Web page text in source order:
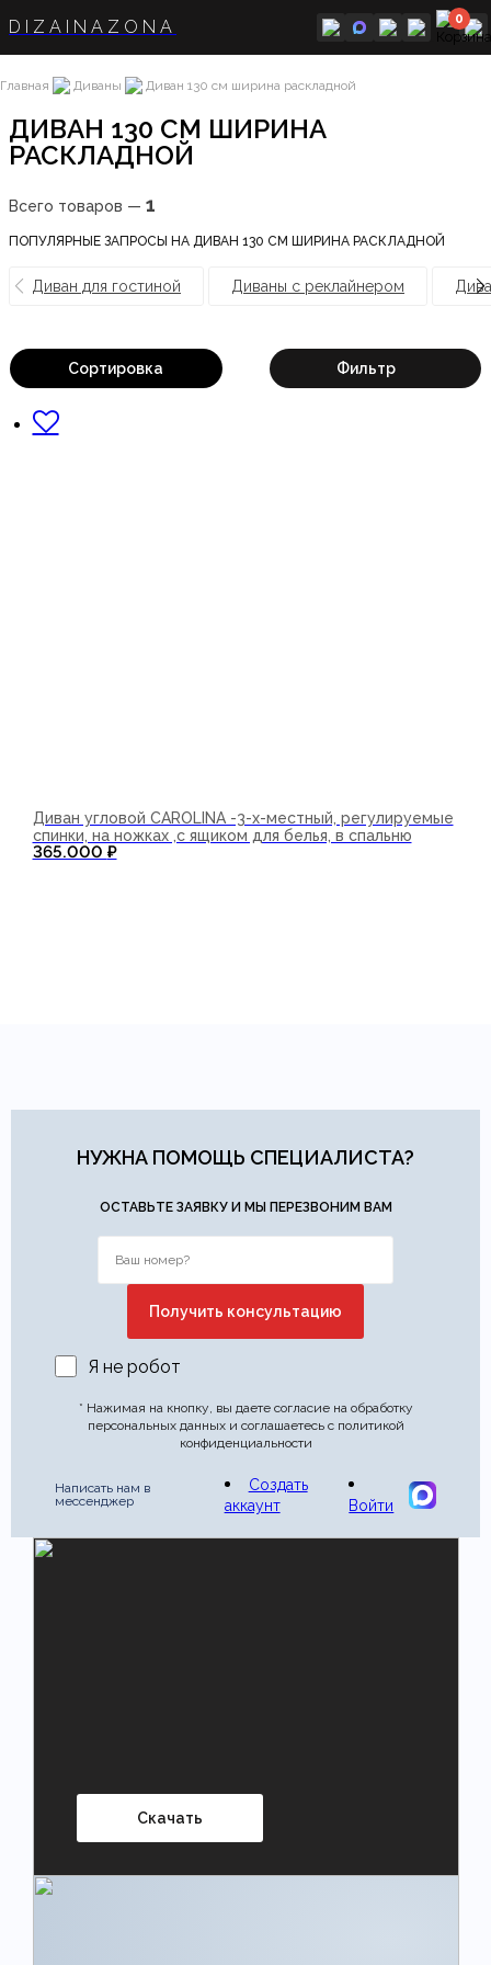
DIZAINAZONA 0
Главная Диваны Диван 130 см ширина раскладной
ДИВАН 130 СМ ШИРИНА
РАСКЛАДНОЙ
Всего товаров — 1
ПОПУЛЯРНЫЕ ЗАПРОСЫ НА ДИВАН 130 СМ ШИРИНА РАСКЛАДНОЙ
Диван для гостиной Диваны с реклайнером
Сортировка Фильтр
Диван угловой CAROLINA -3-х-местный, регулируемые
спинки, на ножках ,с ящиком для белья, в спальню
365.000 ₽
НУЖНА ПОМОЩЬ СПЕЦИАЛИСТА?
ОСТАВЬТЕ ЗАЯВКУ И МЫ ПЕРЕЗВОНИМ ВАМ
Я не робот
* Нажимая на кнопку, вы даете согласие на обработку
персональных данных и соглашаетесь с политикой
конфиденциальности
Написать нам в
мессенджер
Создать
аккаунт
Войти
Скачать